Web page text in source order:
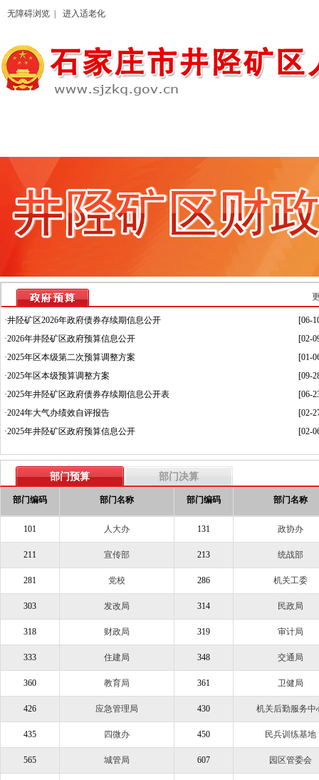
无障碍浏览 | 进入适老化
·井陉矿区2026年政府债券存续期信息公开
[06-
·2026年井陉矿区政府预算信息公开
[02-
·2025年区本级第二次预算调整方案
[01-
·2025年区本级预算调整方案
[09-
·2025年井陉矿区政府债券存续期信息公开表
[06-
·2024年大气办绩效自评报告
[02-
·2025年井陉矿区政府预算信息公开 [02-
部门预算 部门决算
部门编码 部门名称 部门编码 部门名称
101 人大办 131 政协办
211 宣传部 213 统战部
281 党校 286 机关工委
303 发改局 314 民政局
318 财政局 319 审计局
333 住建局 348 交通局
360 教育局 361 卫健局
426 应急管理局 430 机关后勤服务中
435 四微办 450 民兵训练基地
565 城管局 607 园区管委会